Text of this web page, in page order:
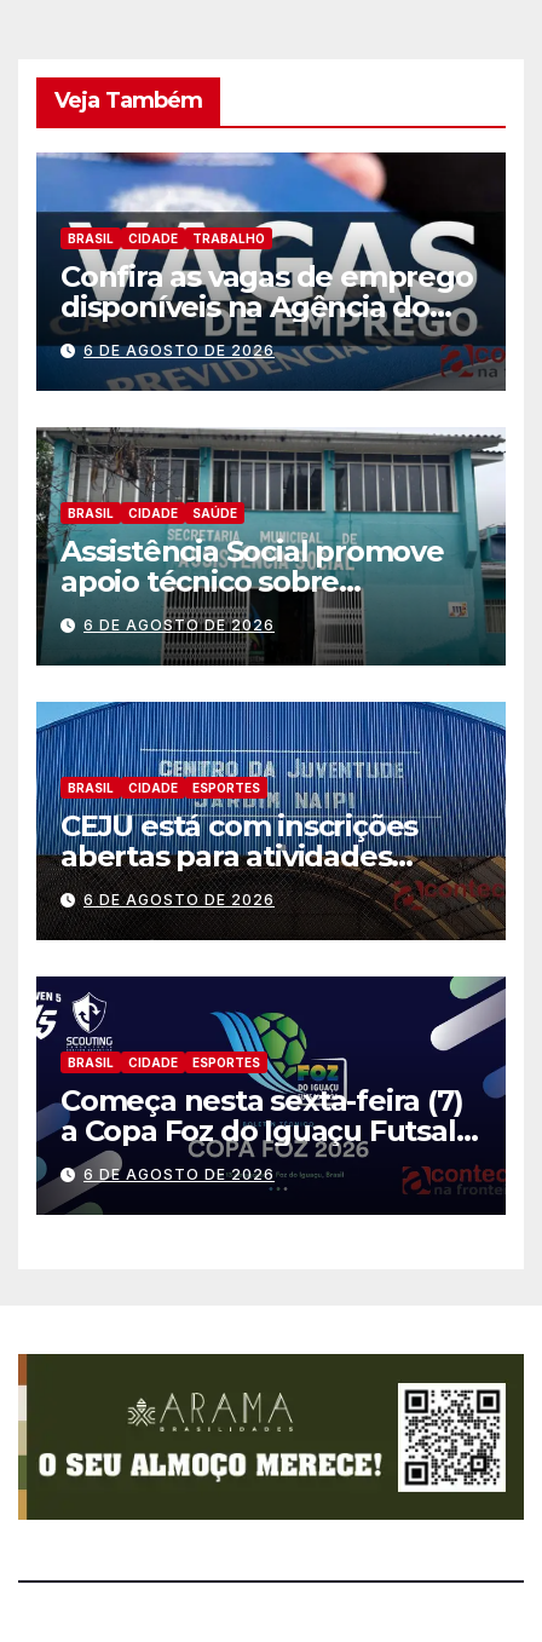
Veja Também
BRASIL CIDADE TRABALHO
Confira as vagas de emprego
disponíveis na Agência do
Trabalhador
6 DE AGOSTO DE 2026
BRASIL CIDADE SAÚDE
Assistência Social promove
apoio técnico sobre
preparação e resposta a
situações de emergência e
calamidade pública
6 DE AGOSTO DE 2026
BRASIL CIDADE ESPORTES
CEJU está com inscrições
abertas para atividades
gratuitas
6 DE AGOSTO DE 2026
BRASIL CIDADE ESPORTES
Começa nesta sexta-feira (7)
a Copa Foz do Iguaçu Futsal
2026 com equipes de quatro
países
6 DE AGOSTO DE 2026